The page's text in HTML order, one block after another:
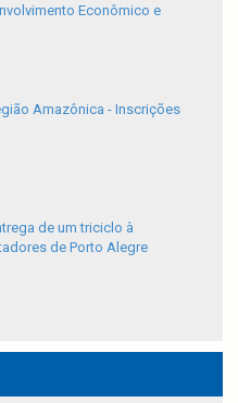
Econômico e
Amazônica - Inscrições
de um triciclo à
de Porto Alegre